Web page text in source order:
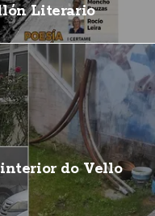
Literario
do Vello